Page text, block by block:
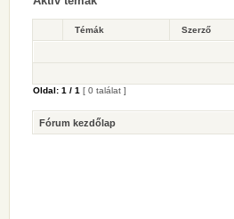
Témák Szerző
Oldal: 1 / 1 [ 0 találat ]
Fórum kezdőlap